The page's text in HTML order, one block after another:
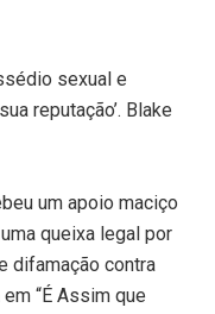
sexual e
reputação’. Blake
um apoio maciço
queixa legal por
difamação contra
“É Assim que